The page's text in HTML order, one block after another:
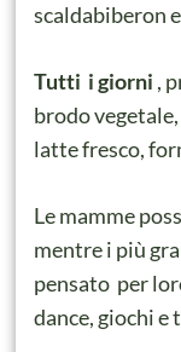
scaldabiberon
Tutti i giorni ,
brodo
latte fresco,
Le mamme
mentre i più
pensato per
dance, giochi